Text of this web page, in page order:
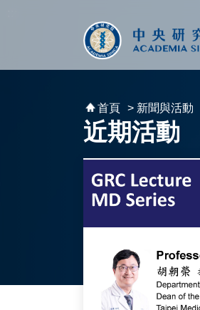
首頁 > 新聞與活動
近期活動